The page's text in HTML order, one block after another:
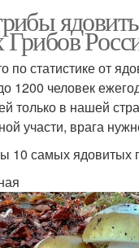
по статистике от
1200 человек
только в нашей
участи, врага
10 самых ядовитых